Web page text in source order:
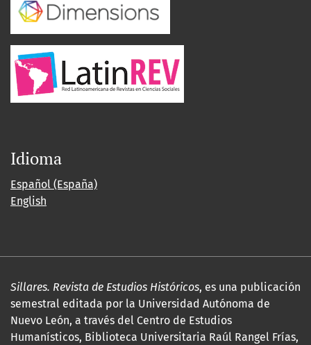
Idioma
Español (España)
English
Sillares. Revista de Estudios Históricos, es una publicación
semestral editada por la Universidad Autónoma de
Nuevo León, a través del Centro de Estudios
Humanísticos, Biblioteca Universitaria Raúl Rangel Frías,